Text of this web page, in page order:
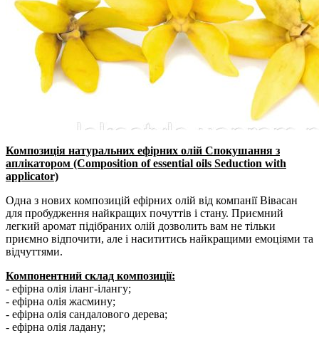
Композиція натуральних ефірних олій Спокушання з
аплікатором (Composition of essential oils Seduction with
applicator)
Одна з нових композицій ефірних олій від компанії Вівасан
для пробудження найкращих почуттів і стану. Приємний
легкий аромат підібраних олій дозволить вам не тільки
приємно відпочити, але і насититись найкращими емоціями та
відчуттями.
Компонентний склад композиції:
- ефірна олія іланг-ілангу;
- ефірна олія жасмину;
- ефірна олія сандалового дерева;
- ефірна олія ладану;